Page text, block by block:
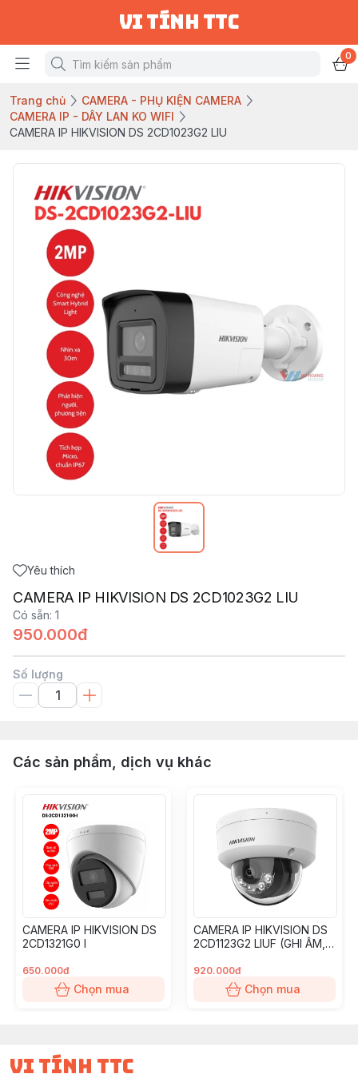
vi tính ttc
0
Trang chủ
CAMERA - PHỤ KIỆN CAMERA
CAMERA IP - DÂY LAN KO WIFI
CAMERA IP HIKVISION DS 2CD1023G2 LIU
Yêu thích
CAMERA IP HIKVISION DS 2CD1023G2 LIU
Có sẵn: 1
950.000đ
Số lượng
Các sản phẩm, dịch vụ khác
CAMERA IP HIKVISION DS
2CD1321G0 I
650.000đ
Chọn mua
CAMERA IP HIKVISION DS
2CD1123G2 LIUF (GHI ÂM,
920.000đ
Chọn mua
vi tính ttc